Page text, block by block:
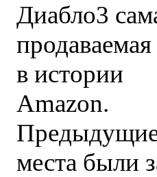
Диабло3
продаваемая
в истории
Amazon.
места были